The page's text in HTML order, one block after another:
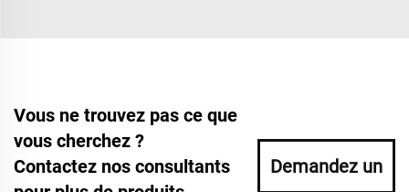
Vous ne trouvez pas ce que
vous cherchez ?
Contactez nos consultants
Demandez un